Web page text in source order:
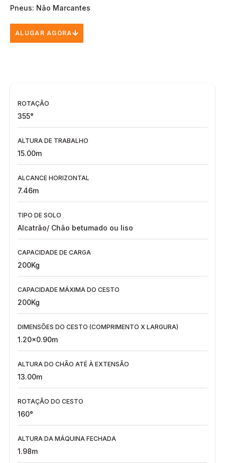
Pneus: Não Marcantes
ALUGAR AGORA
ROTAÇÃO
355°
ALTURA DE TRABALHO
15.00m
ALCANCE HORIZONTAL
7.46m
TIPO DE SOLO
Alcatrão/ Chão betumado ou liso
CAPACIDADE DE CARGA
200Kg
CAPACIDADE MÁXIMA DO CESTO
200Kg
DIMENSÕES DO CESTO (COMPRIMENTO X LARGURA)
1.20x0.90m
ALTURA DO CHÃO ATÉ À EXTENSÃO
13.00m
ROTAÇÃO DO CESTO
160°
ALTURA DA MÁQUINA FECHADA
1.98m